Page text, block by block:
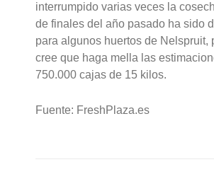
interrumpido varias veces la
de finales del año pasado ha sido
para algunos huertos de Nelspruit,
cree que haga mella las
750.000 cajas de 15 kilos.
Fuente: FreshPlaza.es